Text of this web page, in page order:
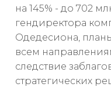
на 145% - до 702
гендиректора
Одедесиона,
всем
следствие
стратегических